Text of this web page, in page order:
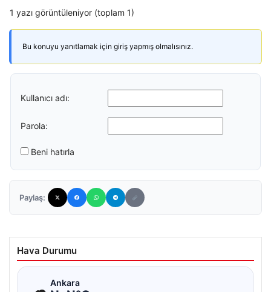
1 yazı görüntüleniyor (toplam 1)
Bu konuyu yanıtlamak için giriş yapmış olmalısınız.
Kullanıcı adı:
Parola:
Beni hatırla
Paylaş:
Hava Durumu
Ankara